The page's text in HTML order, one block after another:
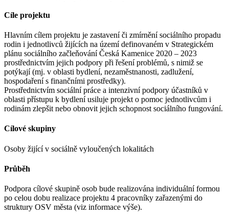
Cíle projektu
Hlavním cílem projektu je zastavení či zmírnění sociálního propadu
rodin i jednotlivců žijících na území definovaném v Strategickém
plánu sociálního začleňování Česká Kamenice 2020 – 2023
prostřednictvím jejich podpory při řešení problémů, s nimiž se
potýkají (mj. v oblasti bydlení, nezaměstnanosti, zadlužení,
hospodaření s finančními prostředky).
Prostřednictvím sociální práce a intenzivní podpory účastníků v
oblasti přístupu k bydlení usiluje projekt o pomoc jednotlivcům i
rodinám zlepšit nebo obnovit jejich schopnost sociálního fungování.
Cílové skupiny
Osoby žijící v sociálně vyloučených lokalitách
Průběh
Podpora cílové skupině osob bude realizována individuální formou
po celou dobu realizace projektu 4 pracovníky zařazenými do
struktury OSV města (viz informace výše).